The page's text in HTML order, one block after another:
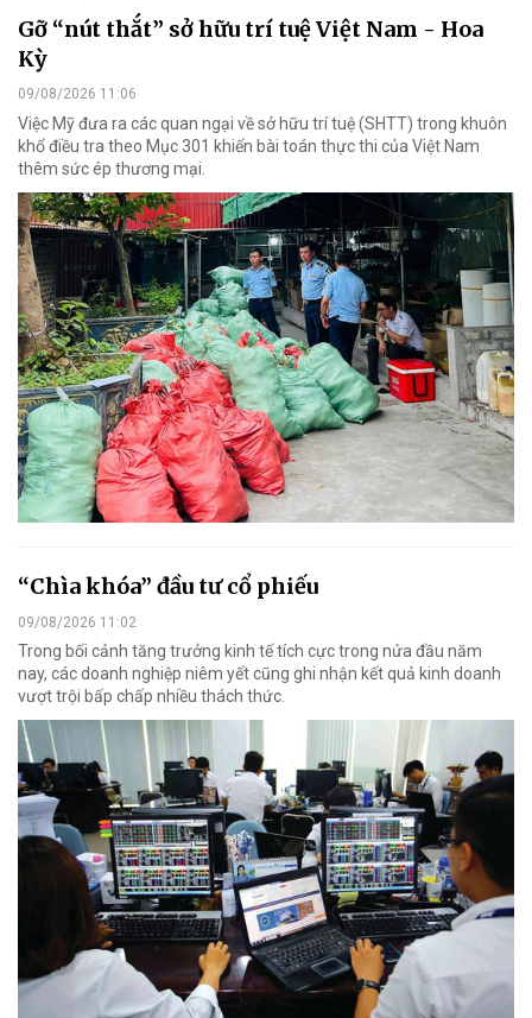
Gỡ “nút thắt” sở hữu trí tuệ Việt Nam - Hoa
Kỳ
09/08/2026 11:06
Việc Mỹ đưa ra các quan ngại về sở hữu trí tuệ (SHTT) trong khuôn
khổ điều tra theo Mục 301 khiến bài toán thực thi của Việt Nam
thêm sức ép thương mại.
“Chìa khóa” đầu tư cổ phiếu
09/08/2026 11:02
Trong bối cảnh tăng trưởng kinh tế tích cực trong nửa đầu năm
nay, các doanh nghiệp niêm yết cũng ghi nhận kết quả kinh doanh
vượt trội bấp chấp nhiều thách thức.